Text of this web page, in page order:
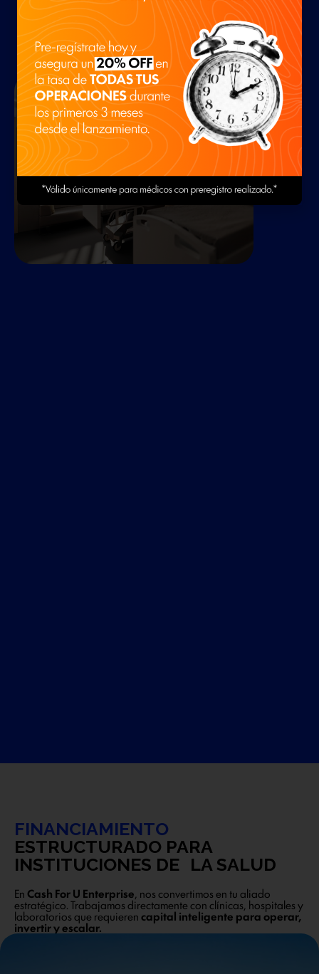
FINANCIAMIENTO
ESTRUCTURADO PARA
INSTITUCIONES DE LA SALUD
En Cash For U Enterprise, nos convertimos en tu aliado
estratégico. Trabajamos directamente con clínicas, hospitales y
laboratorios que requierencapital inteligente para operar,
invertir y escalar.